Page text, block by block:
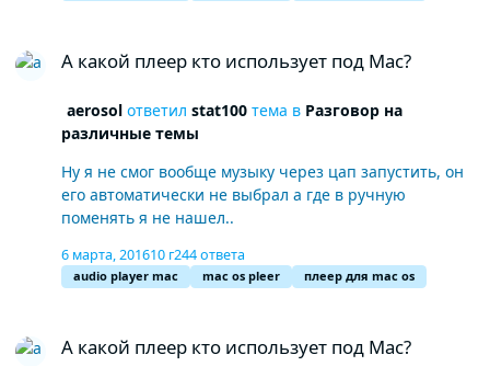
А какой плеер кто использует под Mac?
aerosolответил stat100тема в Разговор на
различные темы
Ну я не смог вообще музыку через цап запустить, он
его автоматически не выбрал а где в ручную
поменять я не нашел..
6 марта, 201610 г244 ответа
audio player mac mac os pleer плеер для mac os
А какой плеер кто использует под Mac?